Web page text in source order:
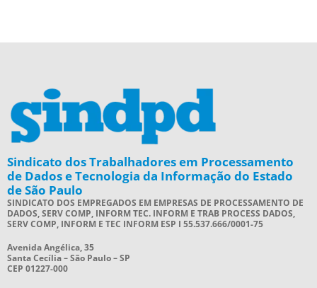
Sindicato dos Trabalhadores em Processamento
de Dados e Tecnologia da Informação do Estado
de São Paulo
SINDICATO DOS EMPREGADOS EM EMPRESAS DE PROCESSAMENTO DE
DADOS, SERV COMP, INFORM TEC. INFORM E TRAB PROCESS DADOS,
SERV COMP, INFORM E TEC INFORM ESP I 55.537.666/0001-75
Avenida Angélica, 35
Santa Cecília – São Paulo – SP
CEP 01227-000